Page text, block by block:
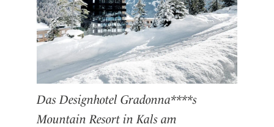
Das Designhotel Gradonna****s
Mountain Resort in Kals am